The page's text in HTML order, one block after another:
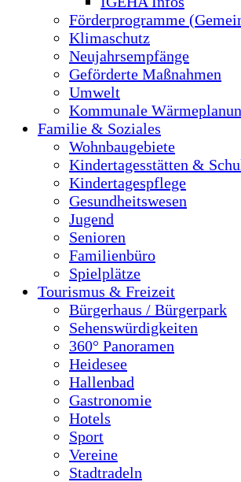
Förderprogramme
Klimaschutz
Neujahrsempfänge
Geförderte Maßnahmen
Umwelt
Kommunale
Familie & Soziales
Wohnbaugebiete
Kindertagesstätten &
Kindertagespflege
Gesundheitswesen
Jugend
Senioren
Familienbüro
Spielplätze
Tourismus & Freizeit
Bürgerhaus / Bürgerpark
Sehenswürdigkeiten
360° Panoramen
Heidesee
Hallenbad
Gastronomie
Hotels
Sport
Vereine
Stadtradeln